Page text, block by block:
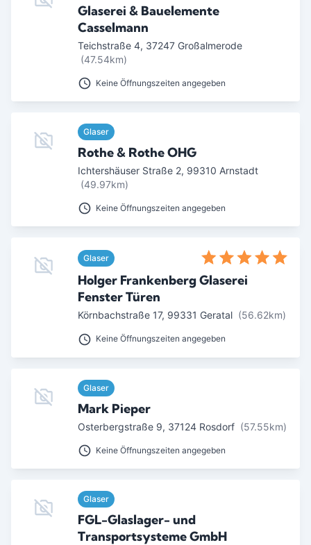
Glaserei & Bauelemente
Casselmann
Teichstraße 4, 37247 Großalmerode
(47.54km)
Keine Öffnungszeiten angegeben
Glaser
Rothe & Rothe OHG
Ichtershäuser Straße 2, 99310 Arnstadt
(49.97km)
Keine Öffnungszeiten angegeben
Glaser
Holger Frankenberg Glaserei
Fenster Türen
Körnbachstraße 17, 99331 Geratal (56.62km)
Keine Öffnungszeiten angegeben
Glaser
Mark Pieper
Osterbergstraße 9, 37124 Rosdorf (57.55km)
Keine Öffnungszeiten angegeben
Glaser
FGL-Glaslager- und
Transportsysteme GmbH